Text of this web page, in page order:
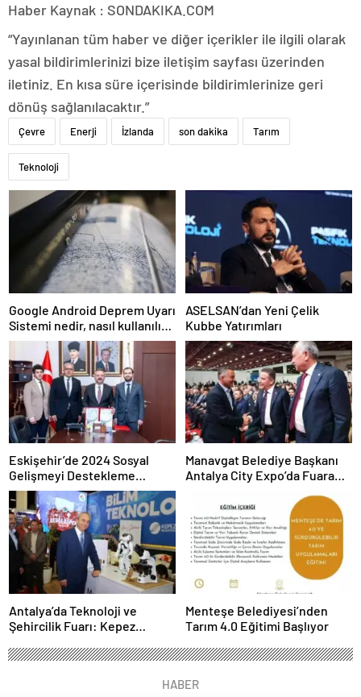
Haber Kaynak : SONDAKIKA.COM
“Yayınlanan tüm haber ve diğer içerikler ile ilgili olarak
yasal bildirimlerinizi bize iletişim sayfası üzerinden
iletiniz. En kısa süre içerisinde bildirimlerinize geri
dönüş sağlanılacaktır.”
Çevre Enerji İzlanda son dakika Tarım
Teknoloji
Google Android Deprem Uyarı
Sistemi nedir, nasıl kullanılır?
Android Deprem Uyarı
Sistemi Açma Adımları!
ASELSAN’dan Yeni Çelik
Kubbe Yatırımları
Eskişehir’de 2024 Sosyal
Gelişmeyi Destekleme
Programı Projeleri İmzalandı
Manavgat Belediye Başkanı
Antalya City Expo’da Fuara
Antalya’da Teknoloji ve
Şehircilik Fuarı: Kepez
Menteşe Belediyesi’nden
Tarım 4.0 Eğitimi Başlıyor
HABER